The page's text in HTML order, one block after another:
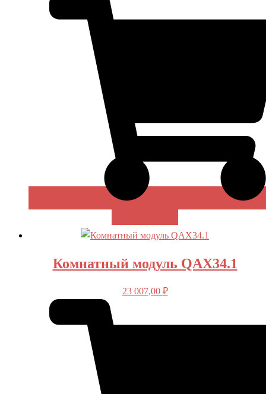
Комнатный модуль QAX34.1
23 007,00 ₽